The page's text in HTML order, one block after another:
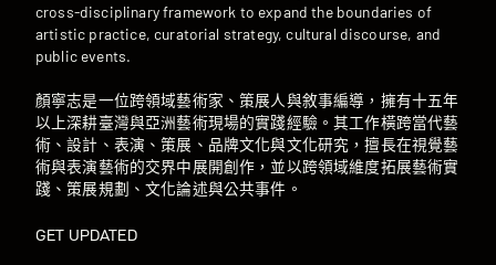
cross-disciplinary framework to expand the boundaries of
artistic practice, curatorial strategy, cultural discourse, and
public events.
顏寧志是一位跨領域藝術家、策展人與敘事編導，擁有十五年
以上深耕臺灣與亞洲藝術現場的實踐經驗。其工作橫跨當代藝
術、設計、表演、策展、品牌文化與文化研究，擅長在視覺藝
術與表演藝術的交界中展開創作，並以跨領域維度拓展藝術實
踐、策展規劃、文化論述與公共事件。
GET UPDATED